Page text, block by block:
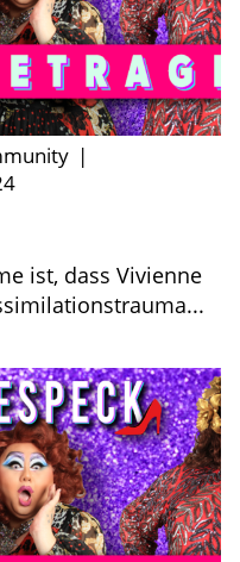
|
ist, dass Vivienne